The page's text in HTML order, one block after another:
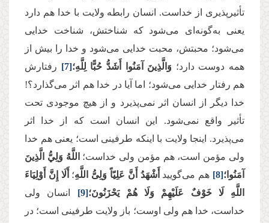
تأثیرپذیری از خداست. انسان رابطه ولایت با خدا هم دارد
یعنی به‌گونه‌ای می‌شود که شناختش، شناخت خدایی
می‌شود؛ محبتش، محبت خدایی می‌شود و خدا را بیش از
همه دوست دارد؛ وَالَّذِينَ آمَنُوا أَشَدُّ حُبًّا لِلَّهِ؛[7] رفتارش
هم رفتار خدایی می‌شود؛ اما آیا در خدا هم اثر می‌گذارد؟!
خدا دیگر از انسان اثر نمی‌پذیرد و از هیچ موجودی تحت
تأثیر واقع نمی‌شود. این انسان است که از خدا اثر
می‌پذیرد. اینجا ولایت با اینکه طرفینی است؛ یعنی هم خدا
ولی مؤمن است، هم مؤمن ولی خداست؛ اللَّهُ وَلِيُّ الَّذِينَ
آمَنُوا؛[8] هم می‌گویید أَشْهَدُ أَنَّ عَلِیّاً وَلِیُّ اللَّهِ؛ أَلَا إِنَّ أَوْلِيَاءَ
اللَّهِ لَا خَوْفٌ عَلَيْهِمْ وَلَا هُمْ يَحْزَنُونَ؛[9] انسان ولی
خداست، خدا هم ولی اوست؛ باز ولایت طرفینی است؛ در